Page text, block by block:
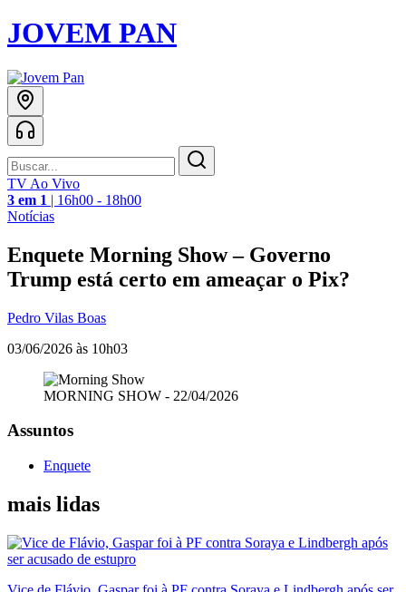
JOVEM PAN
TV Ao Vivo
3 em 1 | 16h00 - 18h00
Notícias
Enquete Morning Show – Governo
Trump está certo em ameaçar o Pix?
Pedro Vilas Boas
03/06/2026 às 10h03
MORNING SHOW - 22/04/2026
Assuntos
Enquete
mais lidas